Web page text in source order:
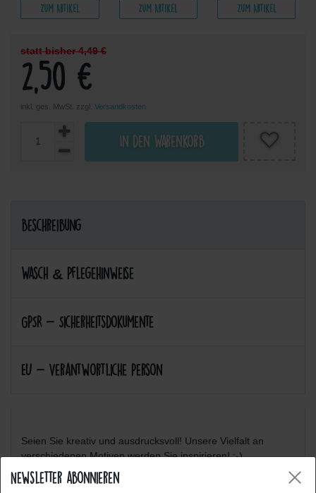
Newsletter abonnieren
Zum Artikel Zum Artikel Zum Artikel
statt bisher 4,49 €
2,50 €
inkl. ges. MwSt. zzgl. Versandkosten
In den Warenkorb
Beschreibung
Wasch & Pflegehinweise
GPSR - Sicherheitsdokumente
EU - Verantwortliche Person
Seien Sie kreativ und ausdrucksvoll! Unsere Vielfalt an
verschiedenen Motiven werden Sie inspirieren! :-)